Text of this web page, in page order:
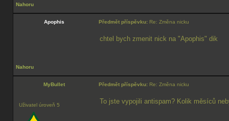
Nahoru
Apophis Předmět příspěvku: Re: Změna nicku
chtel bych zmenit nick na "Apophis" dik
Nahoru
MyBullet Předmět příspěvku: Re: Změna nicku
Uživatel úroveň 5 To jste vypojili antispam? Kolik měsíců